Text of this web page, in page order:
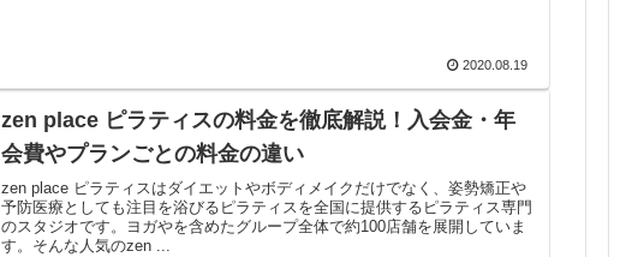
2020.08.19
zen place ピラティスの料金を徹底解説！入会金・年
会費やプランごとの料金の違い
zen place ピラティスはダイエットやボディメイクだけでなく、姿勢矯正や
予防医療としても注目を浴びるピラティスを全国に提供するピラティス専門
のスタジオです。ヨガやを含めたグループ全体で約100店舗を展開していま
す。そんな人気のzen ...